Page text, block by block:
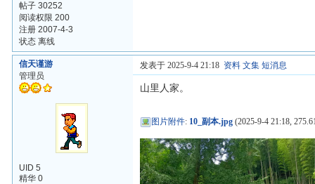
帖子 30252
阅读权限 200
注册 2007-4-3
状态 离线
信天谨游
管理员
UID 5
精华 0
发表于 2025-9-4 21:18 资料 文集 短消息
山里人家。
图片附件: 10_副本.jpg (2025-9-4 21:18,